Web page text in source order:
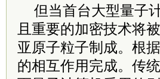
但当首台大型量子
且重要的加密技术将
亚原子粒子制成。根
的相互作用完成。传